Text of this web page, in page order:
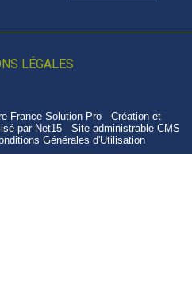
LÉGALES
France Solution Pro- Création et
par Net15- Site administrable CMS
Générales d'Utilisation